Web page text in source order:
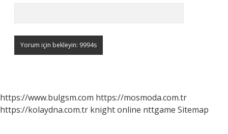
https://www.bulgsm.com https://mosmoda.com.tr
https://kolaydna.com.tr knight online nttgame Sitemap